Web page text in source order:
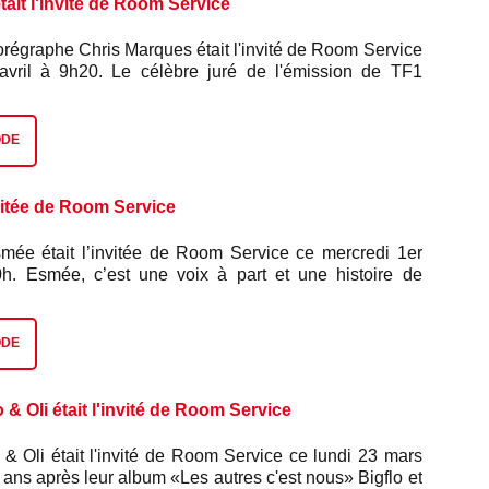
l'invité de Room Service
Chris Marques était l'invité de Room Service
à 9h20. Le célèbre juré de l'émission de TF1
02 et 03 avril dernier au parc des expositions de
par le conseil départemental de la Côte-d'Or et
de Fréquence Plus. Chris Marques lui a fait quelques
de Room Service
était l’invitée de Room Service ce mercredi 1er
Esmée, c’est une voix à part et une histoire de
a transformé son parcours en force. Atteinte du
de la Tourette depuis ses 7 ans, qu’elle surnomme
un copain de galère plutôt qu’un ennemi, Esmée a
libération. Aujourd’hui, elle collabore avec des
ou Yodelice, et impose une pop sincère et
par une énergie contagieuse. Après près les tubes
Hoshi, "Soif d'amour", "Comme toutes les filles",
& Oli était l'invité de Room Service
Oli était l'invité de Room Service ce lundi 23 mars
après leur album «Les autres c'est nous» Bigflo et